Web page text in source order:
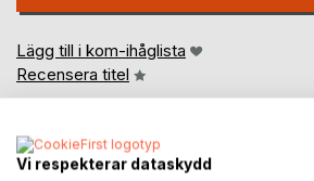
Lägg till i kom-ihåglista
Recensera titel
Vi respekterar dataskydd